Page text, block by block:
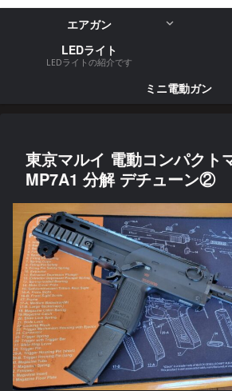
エアガン
LEDライト
LEDライトの紹介です
ミニ電動ガン
東京マルイ 電動コンパクト
MP7A1 分解 デチューン②